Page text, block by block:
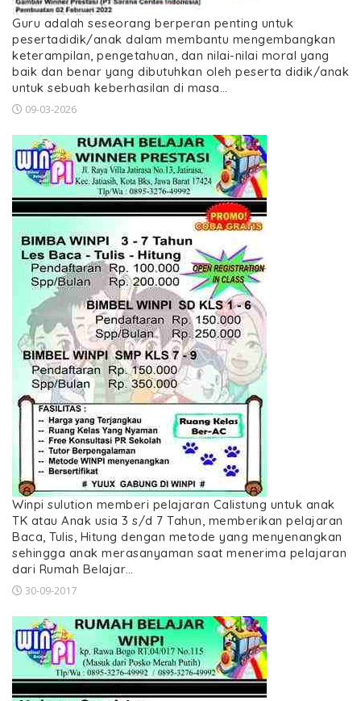
Guru adalah seseorang berperan penting untuk
pesertadidik/anak dalam membantu mengembangkan
keterampilan, pengetahuan, dan nilai-nilai moral yang
baik dan benar yang dibutuhkan oleh peserta didik/anak
untuk sebuah keberhasilan di masa…
09-03-2026
Winpi sulution memberi pelajaran Calistung untuk anak
TK atau Anak usia 3 s/d 7 Tahun, memberikan pelajaran
Baca, Tulis, Hitung dengan metode yang menyenangkan
sehingga anak merasanyaman saat menerima pelajaran
dari Rumah Belajar…
30-09-2017